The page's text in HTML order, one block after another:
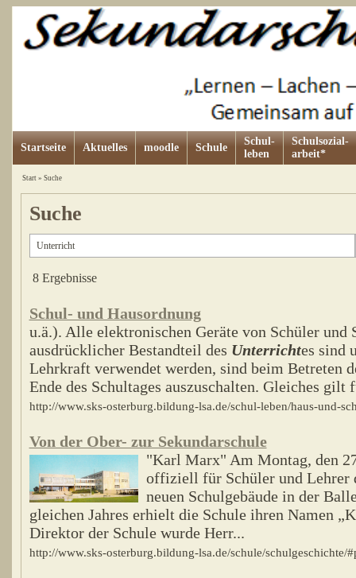
Startseite Aktuelles moodle Schule
Schul-
leben
Schulsozial-
arbeit*
Start» Suche
Suche
8 Ergebnisse
Schul- und Hausordnung
u.ä.). Alle elektronischen Geräte von Schüler und
ausdrücklicher Bestandteil des Unterrichtes sind
Lehrkraft verwendet werden, sind beim Betreten
Ende des Schultages auszuschalten. Gleiches gilt
http://www.sks-osterburg.bildung-lsa.de/schul-leben/haus-und-
Von der Ober- zur Sekundarschule
"Karl Marx" Am Montag, den
offiziell für Schüler und Lehrer
neuen Schulgebäude in der
gleichen Jahres erhielt die Schule ihren Namen
Direktor der Schule wurde Herr...
http://www.sks-osterburg.bildung-lsa.de/schule/schulgeschichte/